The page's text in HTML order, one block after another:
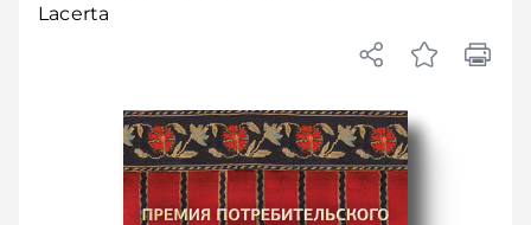
Lacerta